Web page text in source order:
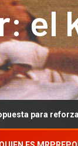
el
la